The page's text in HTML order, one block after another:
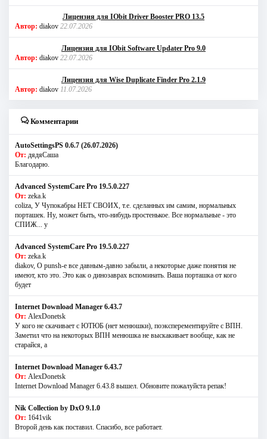
Лицензия для IObit Driver Booster PRO 13.5
Автор: diakov 22.07.2026
Лицензия для IObit Software Updater Pro 9.0
Автор: diakov 22.07.2026
Лицензия для Wise Duplicate Finder Pro 2.1.9
Автор: diakov 11.07.2026
Комментарии
AutoSettingsPS 0.6.7 (26.07.2026)
От: дядяСаша
Благодарю.
Advanced SystemCare Pro 19.5.0.227
От: zeka.k
coliza, У Чупокабры НЕТ СВОИХ, т.е. сделанных им самим, нормальных
порташек. Ну, может быть, что-нибудь простенькое. Все нормальные - это
СПИЖ... у
Advanced SystemCare Pro 19.5.0.227
От: zeka.k
diakov, О punsh-е все давным-давно забыли, а некоторые даже понятия не
имеют, кто это. Это как о динозаврах вспоминать. Ваша порташка от кого
будет
Internet Download Manager 6.43.7
От: AlexDonetsk
У кого не скачивает с ЮТЮБ (нет менюшки), поэксперементируйте с ВПН.
Заметил что на некоторых ВПН менюшка не выскакивает вообще, как не
старайся, а
Internet Download Manager 6.43.7
От: AlexDonetsk
Internet Download Manager 6.43.8 вышел. Обновите пожалуйста репак!
Nik Collection by DxO 9.1.0
От: 1641vik
Второй день как поставил. Спасибо, все работает.